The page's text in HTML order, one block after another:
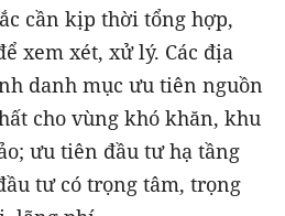
cần kịp thời tổng hợp,
xem xét, xử lý. Các địa
danh mục ưu tiên nguồn
cho vùng khó khăn, khu
ưu tiên đầu tư hạ tầng
tư có trọng tâm, trọng